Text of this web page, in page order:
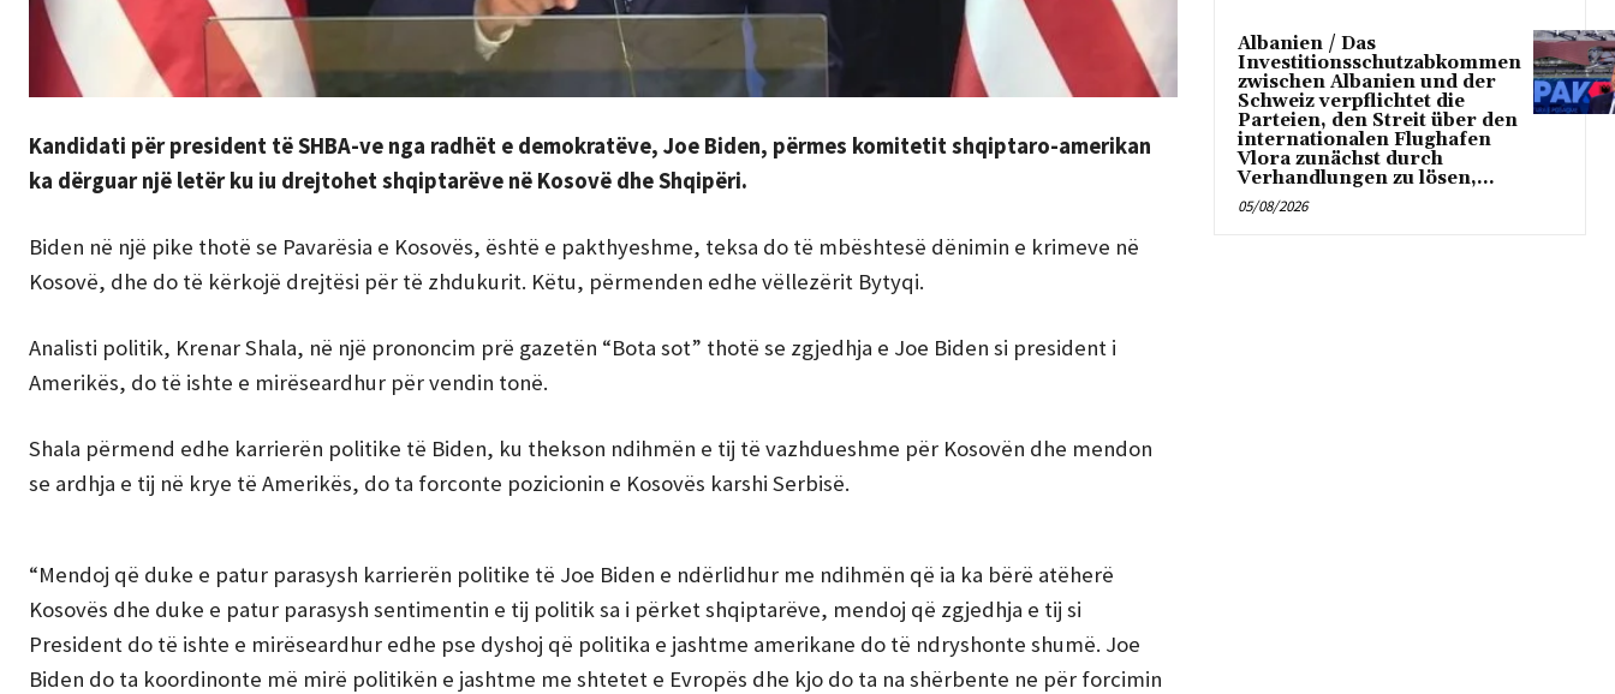
Kandidati për president të SHBA-ve nga radhët e demokratëve, Joe Biden, përmes komitetit shqiptaro-amerikan
ka dërguar një letër ku iu drejtohet shqiptarëve në Kosovë dhe Shqipëri.
Biden në një pike thotë se Pavarësia e Kosovës, është e pakthyeshme, teksa do të mbështesë dënimin e krimeve në
Kosovë, dhe do të kërkojë drejtësi për të zhdukurit. Këtu, përmenden edhe vëllezërit Bytyqi.
Analisti politik, Krenar Shala, në një prononcim prë gazetën “Bota sot” thotë se zgjedhja e Joe Biden si president i
Amerikës, do të ishte e mirëseardhur për vendin tonë.
Shala përmend edhe karrierën politike të Biden, ku thekson ndihmën e tij të vazhdueshme për Kosovën dhe mendon
se ardhja e tij në krye të Amerikës, do ta forconte pozicionin e Kosovës karshi Serbisë.
“Mendoj që duke e patur parasysh karrierën politike të Joe Biden e ndërlidhur me ndihmën që ia ka bërë atëherë
Kosovës dhe duke e patur parasysh sentimentin e tij politik sa i përket shqiptarëve, mendoj që zgjedhja e tij si
President do të ishte e mirëseardhur edhe pse dyshoj që politika e jashtme amerikane do të ndryshonte shumë. Joe
Biden do ta koordinonte më mirë politikën e jashtme me shtetet e Evropës dhe kjo do ta na shërbente ne për forcimin
Albanien / Das
Investitionsschutzabkommen
zwischen Albanien und der
Schweiz verpflichtet die
Parteien, den Streit über den
internationalen Flughafen
Vlora zunächst durch
Verhandlungen zu lösen,...
05/08/2026